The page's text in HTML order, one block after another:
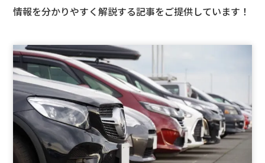
情報を分かりやすく解説する記事をご提供しています！